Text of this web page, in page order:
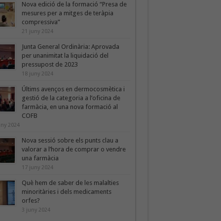
Nova edició de la formació “Presa de
mesures per a mitges de teràpia
compressiva”
21 juny 2024
Junta General Ordinària: Aprovada
per unanimitat la liquidació del
pressupost de 2023
18 juny 2024
Últims avenços en dermocosmètica i
gestió de la categoria a l’oficina de
farmàcia, en una nova formació al
COFB
2024
Nova sessió sobre els punts clau a
valorar a l’hora de comprar o vendre
una farmàcia
17 juny 2024
Què hem de saber de les malalties
minoritàries i dels medicaments
orfes?
3 juny 2024